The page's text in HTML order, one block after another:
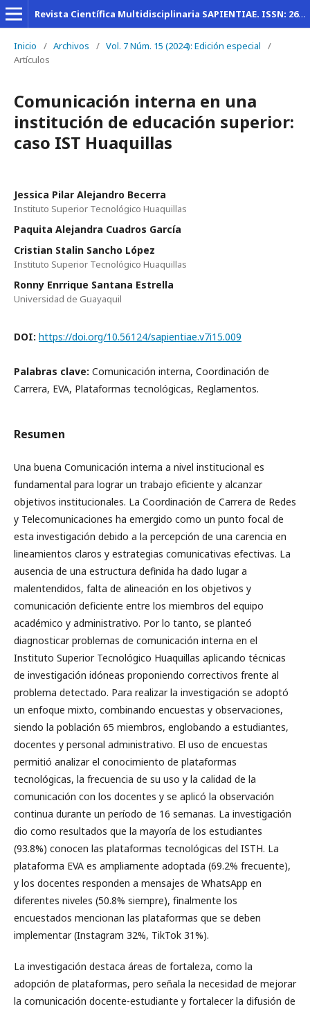
Revista Científica Multidisciplinaria SAPIENTIAE. ISSN: 2600-6030
Inicio / Archivos / Vol. 7 Núm. 15 (2024): Edición especial
/
Artículos
Comunicación interna en una
institución de educación superior:
caso IST Huaquillas
Jessica Pilar Alejandro Becerra
Instituto Superior Tecnológico Huaquillas
Paquita Alejandra Cuadros García
Cristian Stalin Sancho López
Instituto Superior Tecnológico Huaquillas
Ronny Enrrique Santana Estrella
Universidad de Guayaquil
DOI: https://doi.org/10.56124/sapientiae.v7i15.009
Palabras clave: Comunicación interna, Coordinación de
Carrera, EVA, Plataformas tecnológicas, Reglamentos.
Resumen
Una buena Comunicación interna a nivel institucional es
fundamental para lograr un trabajo eficiente y alcanzar
objetivos institucionales. La Coordinación de Carrera de Redes
y Telecomunicaciones ha emergido como un punto focal de
esta investigación debido a la percepción de una carencia en
lineamientos claros y estrategias comunicativas efectivas. La
ausencia de una estructura definida ha dado lugar a
malentendidos, falta de alineación en los objetivos y
comunicación deficiente entre los miembros del equipo
académico y administrativo. Por lo tanto, se planteó
diagnosticar problemas de comunicación interna en el
Instituto Superior Tecnológico Huaquillas aplicando técnicas
de investigación idóneas proponiendo correctivos frente al
problema detectado. Para realizar la investigación se adoptó
un enfoque mixto, combinando encuestas y observaciones,
siendo la población 65 miembros, englobando a estudiantes,
docentes y personal administrativo. El uso de encuestas
permitió analizar el conocimiento de plataformas
tecnológicas, la frecuencia de su uso y la calidad de la
comunicación con los docentes y se aplicó la observación
continua durante un período de 16 semanas. La investigación
dio como resultados que la mayoría de los estudiantes
(93.8%) conocen las plataformas tecnológicas del ISTH. La
plataforma EVA es ampliamente adoptada (69.2% frecuente),
y los docentes responden a mensajes de WhatsApp en
diferentes niveles (50.8% siempre), finalmente los
encuestados mencionan las plataformas que se deben
implementar (Instagram 32%, TikTok 31%).
La investigación destaca áreas de fortaleza, como la
adopción de plataformas, pero señala la necesidad de mejorar
la comunicación docente-estudiante y fortalecer la difusión de